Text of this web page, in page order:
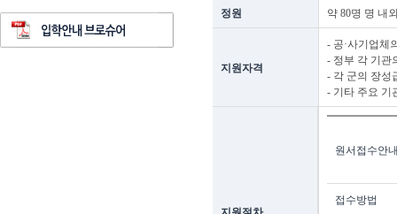
정원 약 80명 명 내
지원자격
- 공·사기업체
- 정부 각 기관
- 각 군의 장성
- 기타 주요 기
원서접수안
접수방법